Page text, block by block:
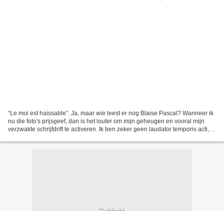
“Le moi est haïssable”. Ja, maar wie leest er nog Blaise Pascal? Wanneer ik
nu die foto's prijsgeef, dan is het louter om mijn geheugen en vooral mijn
verzwakte schrijfdrift te activeren. Ik ben zeker geen laudator temporis acti,